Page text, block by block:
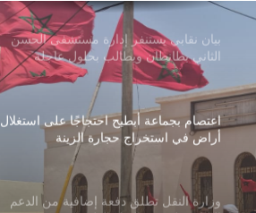
بيان نقابي يستنفر إدارة مستشفى الحسن
الثاني بطانطان ويطالب بحلول عاجلة
للاختلالات
اعتصام بجماعة أبطيح احتجاجًا على استغلال
أراضٍ في استخراج حجارة الزينة
وزارة النقل تطلق دفعة إضافية من الدعم